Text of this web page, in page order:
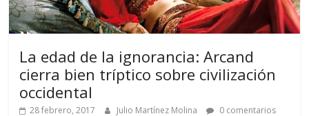
La edad de la ignorancia: Arcand
cierra bien tríptico sobre civilización
occidental
28 febrero, 2017 Julio Martínez Molina 0 comentarios